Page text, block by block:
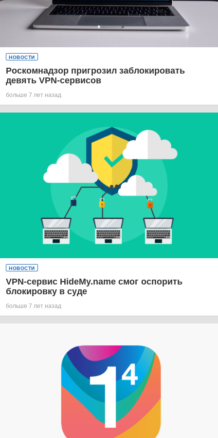
НОВОСТИ
Роскомнадзор пригрозил заблокировать
девять VPN-сервисов
больше 7 лет назад
НОВОСТИ
VPN-сервис HideMy.name смог оспорить
блокировку в суде
больше 7 лет назад